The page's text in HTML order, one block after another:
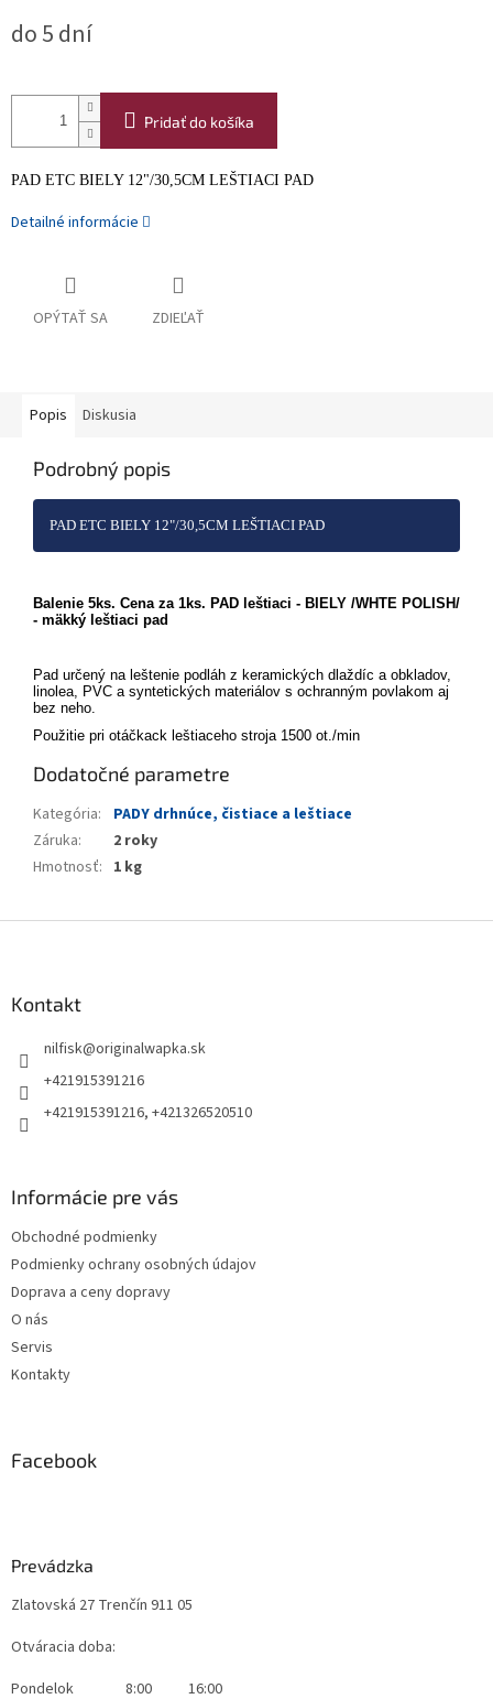
cena:
do 5 dní
Pridať do košíka
PAD ETC BIELY 12"/30,5CM LEŠTIACI PAD
Detailné informácie
OPÝTAŤ SA ZDIEĽAŤ
Popis Diskusia
Podrobný popis
PAD ETC BIELY 12"/30,5CM LEŠTIACI PAD
Balenie 5ks. Cena za 1ks. PAD leštiaci - BIELY /WHTE POLISH/
- mäkký leštiaci pad
Pad určený na leštenie podláh z keramických dlaždíc a obkladov,
linolea, PVC a syntetických materiálov s ochranným povlakom aj
bez neho.
Použitie pri otáčkack leštiaceho stroja 1500 ot./min
Dodatočné parametre
Kategória:
PADY drhnúce, čistiace a leštiace
Záruka:
2 roky
Hmotnosť: 1 kg
Kontakt
nilfisk@originalwapka.sk
+421915391216
+421915391216, +421326520510
Informácie pre vás
Obchodné podmienky
Podmienky ochrany osobných údajov
Doprava a ceny dopravy
O nás
Servis
Kontakty
Facebook
Prevádzka
Zlatovská 27 Trenčín 911 05
Otváracia doba:
Pondelok
8:00 16:00